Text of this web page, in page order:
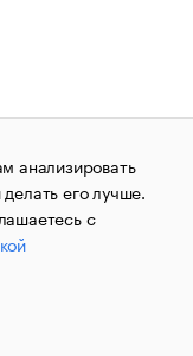
прав
Сообщения
«РБК»
надзору в сфере
номером ИА
Отдельные
анализировать
его лучше.
с